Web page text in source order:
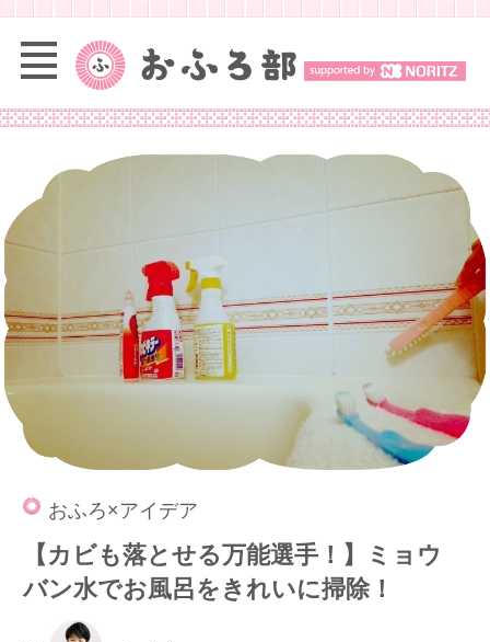
おふろ×アイデア
【カビも落とせる万能選手！】ミョウ
バン水でお風呂をきれいに掃除！